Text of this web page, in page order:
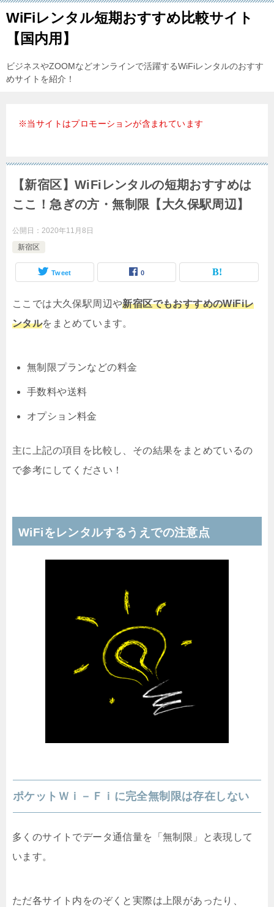
WiFiレンタル短期おすすめ比較サイト
【国内用】
ビジネスやZOOMなどオンラインで活躍するWiFiレンタルのおすす
めサイトを紹介！
※当サイトはプロモーションが含まれています
【新宿区】WiFiレンタルの短期おすすめは
ここ！急ぎの方・無制限【大久保駅周辺】
公開日： 2020年11月8日
新宿区
Tweet 0
ここでは大久保駅周辺や新宿区でもおすすめのWiFiレ
ンタルをまとめています。
無制限プランなどの料金
手数料や送料
オプション料金
主に上記の項目を比較し、その結果をまとめているの
で参考にしてください！
WiFiをレンタルするうえでの注意点
ポケットＷｉ－Ｆｉに完全無制限は存在しない
多くのサイトでデータ通信量を「無制限」と表現して
います。
ただ各サイト内をのぞくと実際は上限があったり、